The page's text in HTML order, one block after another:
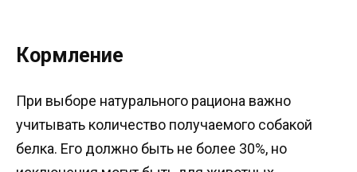
Кормление
При выборе натурального рациона важно
учитывать количество получаемого собакой
белка. Его должно быть не более 30%, но